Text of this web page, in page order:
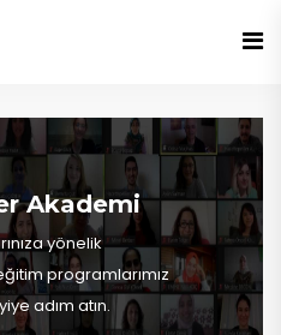
Akademi
yönelik
programlarımız
adım atın.